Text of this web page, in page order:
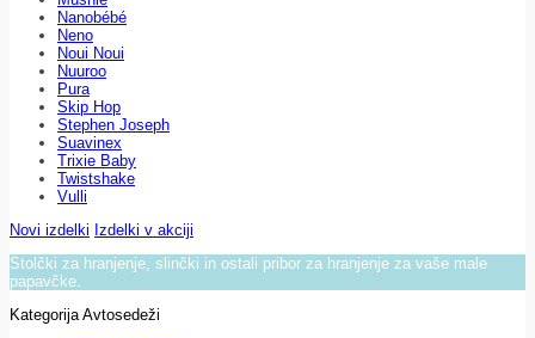
Nanobébé
Neno
Noui Noui
Nuuroo
Pura
Skip Hop
Stephen Joseph
Suavinex
Trixie Baby
Twistshake
Vulli
Novi izdelki Izdelki v akciji
Stolčki za hranjenje, slinčki in ostali pribor za hranjenje za vaše male
papavčke.
Kategorija Avtosedeži